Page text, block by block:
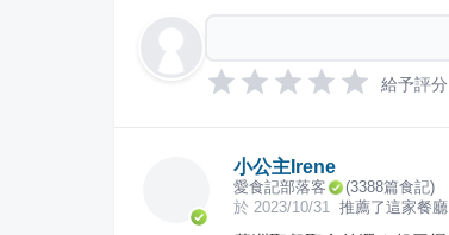
給予評分
小公主Irene
愛食記部落客 (3388篇食記)
於 2023/10/31 推薦了這家餐廳